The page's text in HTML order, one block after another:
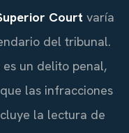
Court varía
del tribunal.
es un delito penal,
las infracciones
la lectura de